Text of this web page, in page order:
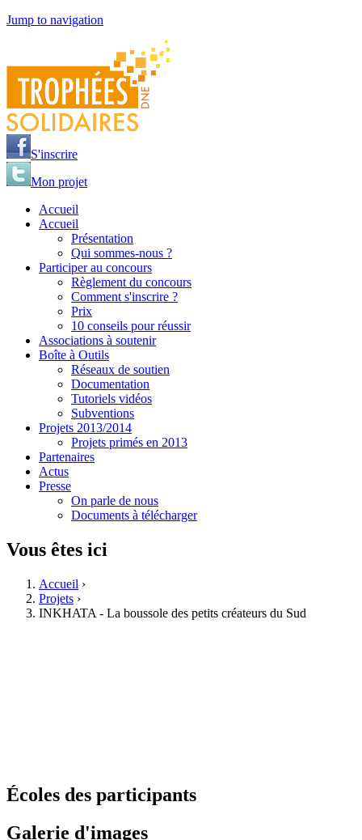
Jump to navigation
S'inscrire
Mon projet
Accueil
Accueil
Présentation
Qui sommes-nous ?
Participer au concours
Règlement du concours
Comment s'inscrire ?
Prix
10 conseils pour réussir
Associations à soutenir
Boîte à Outils
Réseaux de soutien
Documentation
Tutoriels vidéos
Subventions
Projets 2013/2014
Projets primés en 2013
Partenaires
Actus
Presse
On parle de nous
Documents à télécharger
Vous êtes ici
Accueil ›
Projets ›
INKHATA - La boussole des petits créateurs du Sud
Écoles des participants
Galerie d'images